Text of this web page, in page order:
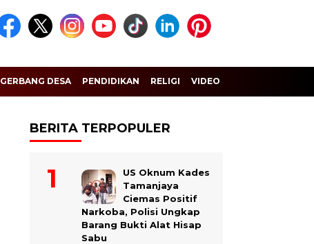
GERBANG DESA PENDIDIKAN RELIGI VIDEO
BERITA TERPOPULER
US Oknum Kades
Tamanjaya
Ciemas Positif
Narkoba, Polisi Ungkap
Barang Bukti Alat Hisap
Sabu